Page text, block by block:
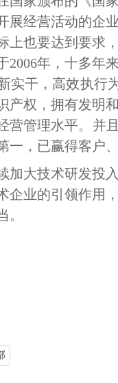
展经营活动的企
上也要达到要求
2006年 ，十多年
实干，高效执行
产权，拥有发明
营管理水平。 并
一，已赢得客户
加大技术研发投
企业的引领作用
。